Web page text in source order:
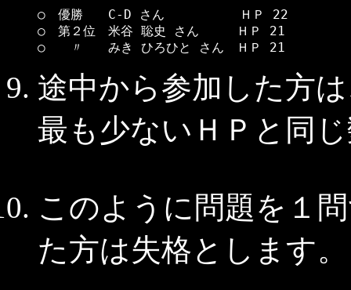
○　優勝　　C-D さん　　　　　　ＨＰ 22
○　第２位　米谷 聡史 さん　　　ＨＰ 21
○　　〃　　みき ひろひと さん　ＨＰ 21
途中から参加した方
最も少ないＨＰと同
このように問題を１
た方は失格とします。